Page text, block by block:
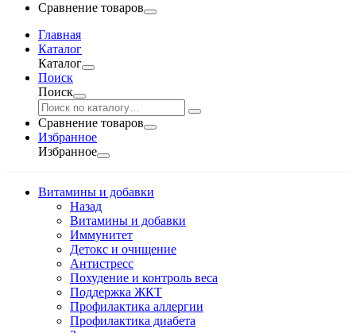
Сравнение товаров
Главная
Каталог
Каталог
Поиск
Поиск
Сравнение товаров
Избранное
Избранное
Витамины и добавки
Назад
Витамины и добавки
Иммунитет
Детокс и очищение
Антистресс
Похудение и контроль веса
Поддержка ЖКТ
Профилактика аллергии
Профилактика диабета